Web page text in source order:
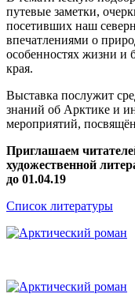
путевые заметки,
посетивших наш
впечатлениями о
особенностях жизни и
края.
Выставка послужит
знаний об Арктике и
мероприятий,
Приглашаем
художественной
до 01.04.19
Список литературы